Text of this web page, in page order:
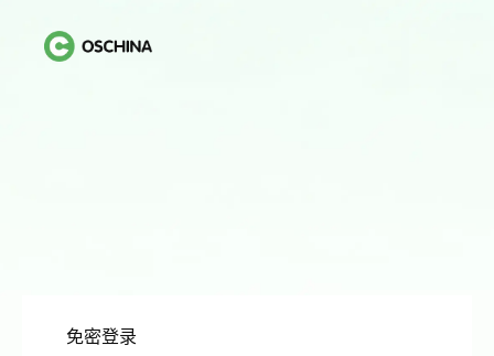
免密登录